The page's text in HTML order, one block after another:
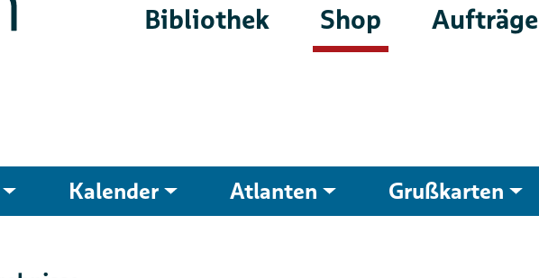
Bibliothek Shop Aufträge
Kalender Atlanten Grußkarten